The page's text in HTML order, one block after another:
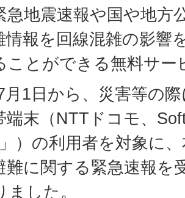
急地震速報や国や地方
情報を回線混雑の影響
ことができる無料サー
月1日から、災害等の
端末（NTTドコモ、
）の利用者を対象に
難に関する緊急速報を
した。